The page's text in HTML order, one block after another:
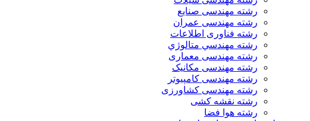
رشته مهندسی صنایع
رشته مهندسی عمران
رشته فناوری اطلاعات
رشته مهندسي متالوژي
رشته مهندسی معماری
رشته مهندسی مکانیک
رشته مهندسی کامپیوتر
رشته مهندسی کشاورزی
رشته نقشه کشی
رشته هوا فضا